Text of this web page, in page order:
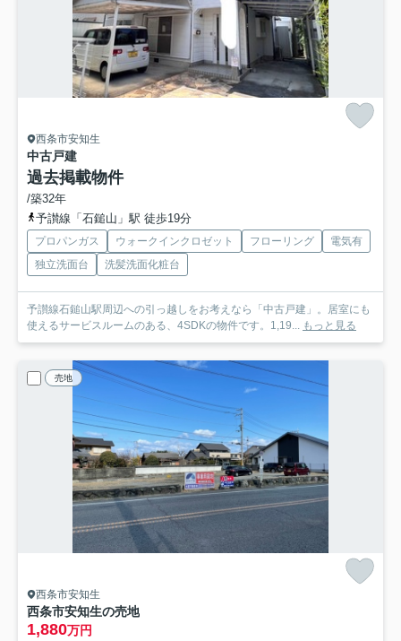
西条市安知生
中古戸建
過去掲載物件
/築32年
予讃線「石鎚山」駅 徒歩19分
プロパンガス ウォークインクロゼット フローリング
電気有
独立洗面台
洗髪洗面化粧台
予讃線石鎚山駅周辺への引っ越しをお考えなら「中古戸建」。居室にも
使えるサービスルームのある、4SDKの物件です。1,19... もっと見る
売地
西条市安知生
西条市安知生の売地
1,880万円